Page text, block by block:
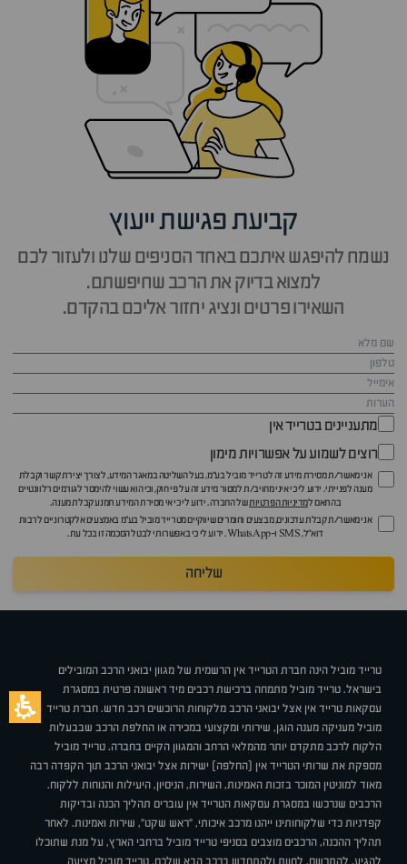
קביעת פגישת ייעוץ
נשמח להיפגש איתכם באחד הסניפים שלנו ולעזור לכם
למצוא בדיוק את הרכב שחיפשתם.
השאירו פרטים ונציג יחזור אליכם בהקדם.
מתעניינים בטרייד אין
רוצים לשמוע על אפשרויות מימון
אני מאשר/ת מסירת מידע זה לטרייד מוביל בע"מ, בעל השליטה במאגר המידע, לצורך יצירת קשר וקבלת
מענה לפנייתי. ידוע לי כי איני מחויב/ת למסור מידע זה על פי חוק, וכי הוא עשוי להימסר לגורמים רלוונטיים
בהתאם למדיניות הפרטיותשל החברה. ידוע לי כי אי מסירת המידע תמנע קבלת מענה.
אני מאשר/ת קבלת עדכונים, מבצעים וחומרים שיווקיים מטרייד מוביל בע"מ באמצעים אלקטרוניים לרבות
דוא״ל, SMS ו-WhatsApp. ידוע לי כי באפשרותי לבטל הסכמה זו בכל עת.
שליחה
טרייד מוביל הינה חברת הטרייד אין הרשמית של מגוון יבואני הרכב המובילים
בישראל. טרייד מוביל מתמחה ברכישת רכבים מיד ראשונה פרטית במסגרת
עסקאות טרייד אין אצל יבואני הרכב מלקוחות הרוכשים רכב חדש. חברת טרייד
מוביל מעניקה מענה הוגן, שירותי ומקצועי במכירה או החלפת הרכב שבבעלות
הלקוח לרכב מתקדם יותר מהמלאי הרחב והמגוון הקיים בחברה. טרייד מוביל
מספקת את שרותי הטרייד אין (החלפה) ישירות אצל יבואני הרכב תוך הקפדה רבה
מאוד למוניטין המוכר בזכות האמינות, השירות, הניסיון, היעילות והנוחות ללקוח.
הרכבים שנרכשו במסגרת עסקאות הטרייד אין עוברים תהליך הכנה ובדיקות
קפדניות כדי שלקוחותינו ייהנו מרכב איכותי, "ראש שקט", שירות ואמינות. לאחר
תהליך ההכנה, הרכבים מוצבים בסניפי טרייד מוביל ברחבי הארץ, על מנת שתוכלו